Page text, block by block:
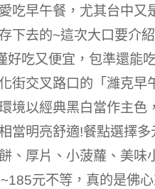
吃早午餐，尤其台中又
下去的~這次大口要介
好吃又便宜，包準還能
街交叉路口的「濰克早
境以經典黑白當作主色
當明亮舒適!餐點選擇
、厚片、小菠蘿、美味
元不等，真的是佛